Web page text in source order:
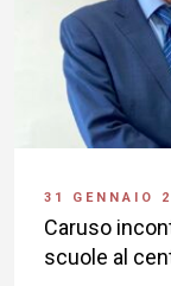
31 GENNAIO
Caruso
scuole al